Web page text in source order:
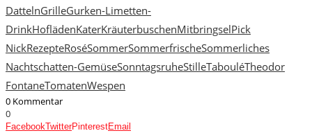
DattelnGrilleGurken-Limetten-
DrinkHoflädenKaterKräuterbuschenMitbringselPick
NickRezepteRoséSommerSommerfrischeSommerliches
Nachtschatten-GemüseSonntagsruheStilleTabouléTheodor
FontaneTomatenWespen
0 Kommentar
0
FacebookTwitterPinterestEmail